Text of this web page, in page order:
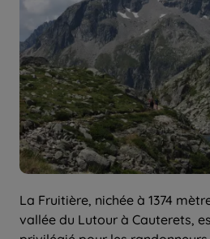
La Fruitière, nichée à 1374
vallée du Lutour à Cauterets,